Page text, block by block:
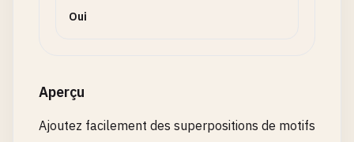
Oui
Aperçu
Ajoutez facilement des superpositions de motifs